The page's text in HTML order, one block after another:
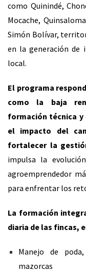
como Quinindé,
Mocache,
Simón Bolívar,
en la generación de
local.
El programa
como la baja
formación técnica y
el impacto del
fortalecer la
impulsa la
agroemprendedor
para enfrentar los
La formación
diaria de las fincas,
Manejo de
mazorcas